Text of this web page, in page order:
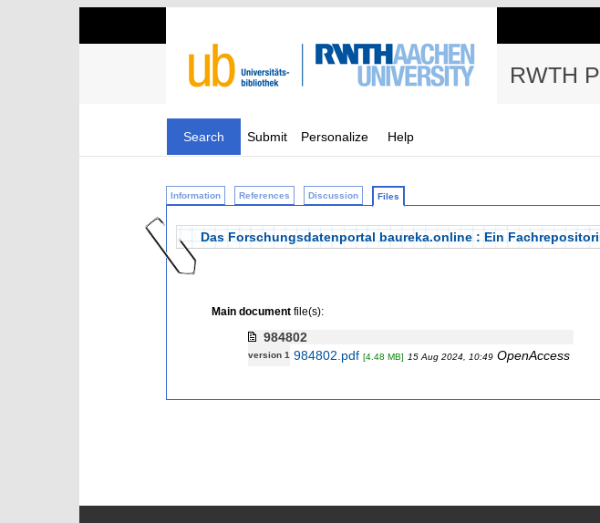
RWTH
Search Submit Personalize Help
Information References Discussion Files
Das Forschungsdatenportal baureka.online : Ein
Main documentfile(s):
984802
version 1 984802.pdf [4.48 MB] 15 Aug 2024, 10:49 OpenAccess